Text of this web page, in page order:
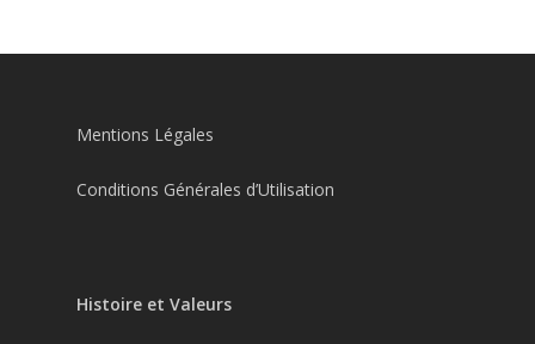
Mentions Légales
Conditions Générales d’Utilisation
Histoire et Valeurs